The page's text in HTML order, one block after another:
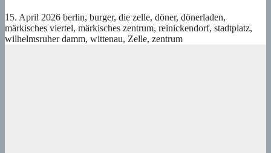
15. April 2026 berlin, burger, die zelle, döner, dönerladen,
märkisches viertel, märkisches zentrum, reinickendorf, stadtplatz,
wilhelmsruher damm, wittenau, Zelle, zentrum